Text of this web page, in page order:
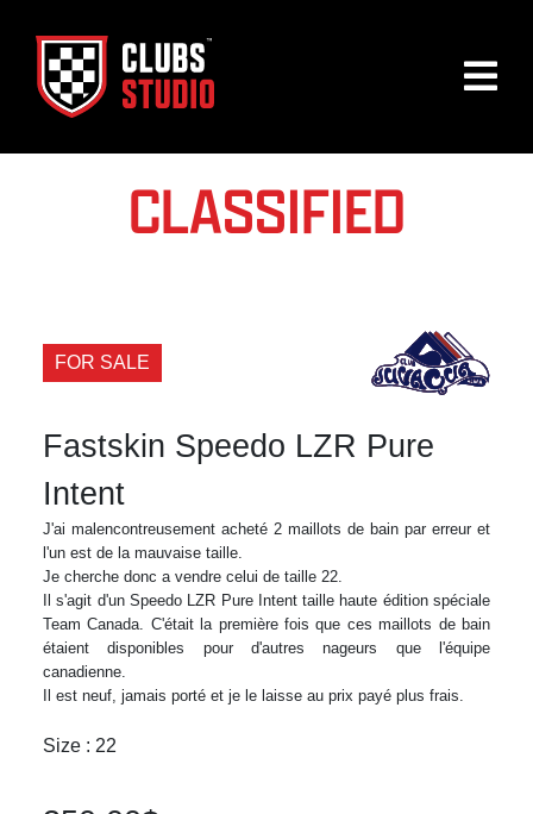
CLASSIFIED
FOR SALE
Fastskin Speedo LZR Pure
Intent
J'ai malencontreusement acheté 2 maillots de bain par erreur et
l'un est de la mauvaise taille.
Je cherche donc a vendre celui de taille 22.
Il s'agit d'un Speedo LZR Pure Intent taille haute édition spéciale
Team Canada. C'était la première fois que ces maillots de bain
étaient disponibles pour d'autres nageurs que l'équipe
canadienne.
Il est neuf, jamais porté et je le laisse au prix payé plus frais.
Size : 22